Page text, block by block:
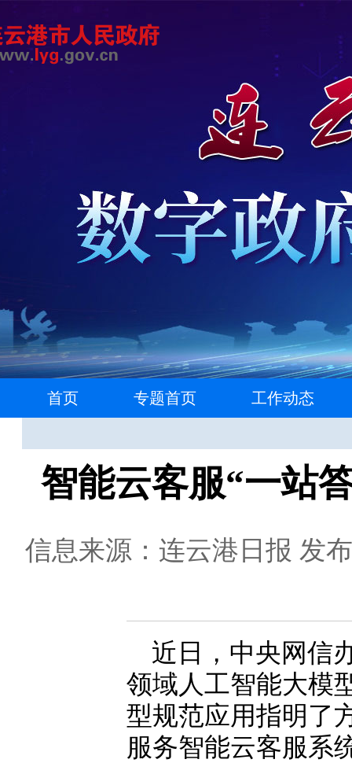
首页 专题首页 工作动态
智能云客服“一站
信息来源：连云港日报 发
近日，中央网信
领域人工智能大模
型规范应用指明了
服务智能云客服系